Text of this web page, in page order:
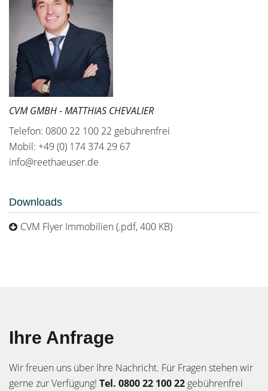
CVM GMBH - MATTHIAS CHEVALIER
Telefon: 0800 22 100 22 gebührenfrei
Mobil: +49 (0) 174 374 29 67
info@reethaeuser.de
Downloads
CVM Flyer Immobilien (.pdf, 400 KB)
Ihre Anfrage
Wir freuen uns über Ihre Nachricht. Für Fragen stehen wir
gerne zur Verfügung! Tel. 0800 22 100 22 gebührenfrei